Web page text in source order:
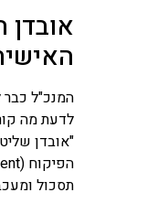
אובדן
המנכ"ל כבר
לדעת מה
"אובדן
תסכול